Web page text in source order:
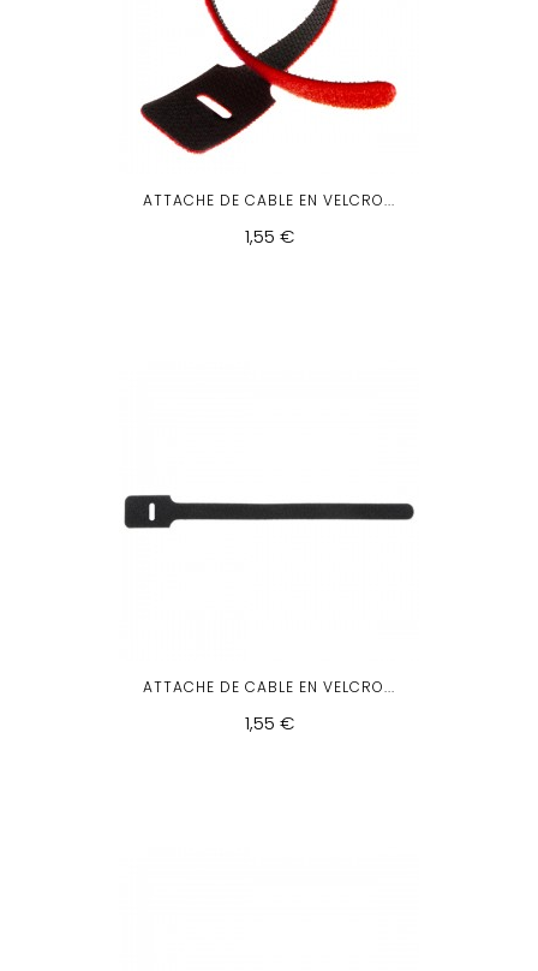
ATTACHE DE CABLE EN VELCRO...
1,55 €
ATTACHE DE CABLE EN VELCRO...
1,55 €